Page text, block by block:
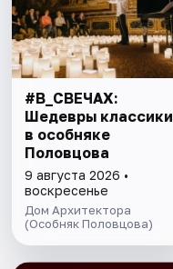
#В_СВЕЧАХ:
Шедевры классики
в особняке
Половцова
9 августа 2026 •
воскресенье
Дом Архитектора
(Особняк Половцова)